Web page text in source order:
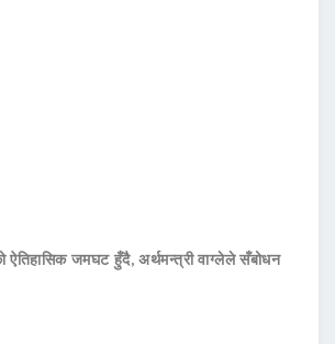
ऐतिहासिक जमघट हुँदै, अर्थमन्त्री वाग्लेले सँबोधन